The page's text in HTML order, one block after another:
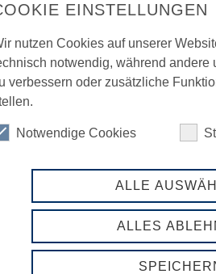
EINSTELLUNGEN
nutzen Cookies auf unserer
notwendig, während andere
verbessern oder zusätzliche
Notwendige Cookies
ALLE
ALLES
tritt Cargonexx als
zwischen Ankauf und
kostenlos. Es gibt
bevor er in das Netzwerk
bewertet, „schwarze Schafe“
mit wenigen Klicks
notwendig. Sie
einer höheren